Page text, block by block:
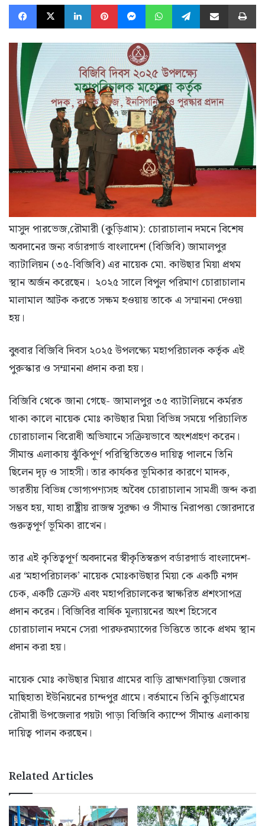
Facebook
X LinkedInPinterestMessengerWhatsAppTelegramShare via Email
মাসুদ পারভেজ,রৌমারী (কুড়িগ্রাম): চোরাচালান দমনে বিশেষ
অবদানের জন্য বর্ডারগার্ড বাংলাদেশ (বিজিবি) জামালপুর
ব্যাটালিয়ন (৩৫-বিজিবি) এর নায়েক মো. কাউছার মিয়া প্রথম
স্থান অর্জন করেছেন। ২০২৫ সালে বিপুল পরিমাণ চোরাচালান
মালামাল আটক করতে সক্ষম হওয়ায় তাকে এ সম্মাননা দেওয়া
হয়।
বুধবার বিজিবি দিবস ২০২৫ উপলক্ষ্যে মহাপরিচালক কর্তৃক এই
পুরুস্কার ও সম্মাননা প্রদান করা হয়।
বিজিবি থেকে জানা গেছে- জামালপুর ৩৫ ব্যাটালিয়নে কর্মরত
থাকা কালে নায়েক মোঃ কাউছার মিয়া বিভিন্ন সময়ে পরিচালিত
চোরাচালান বিরোধী অভিযানে সক্রিয়ভাবে অংশগ্রহণ করেন।
সীমান্ত এলাকায় ঝুঁকিপূর্ণ পরিস্থিতিতেও দায়িত্ব পালনে তিনি
ছিলেন দৃঢ় ও সাহসী। তার কার্যকর ভূমিকার কারণে মাদক,
ভারতীয় বিভিন্ন ভোগ্যপণ্যসহ অবৈধ চোরাচালান সামগ্রী জব্দ করা
সম্ভব হয়, যাহা রাষ্ট্রীয় রাজস্ব সুরক্ষা ও সীমান্ত নিরাপত্তা জোরদারে
গুরুত্বপূর্ণ ভূমিকা রাখেন।
তার এই কৃতিত্বপূর্ণ অবদানের স্বীকৃতিস্বরূপ বর্ডারগার্ড বাংলাদেশ-
এর ‘মহাপরিচালক’ নায়েক মোঃকাউছার মিয়া কে একটি নগদ
চেক, একটি ক্রেস্ট এবং মহাপরিচালকের স্বাক্ষরিত প্রশংসাপত্র
প্রদান করেন। বিজিবির বার্ষিক মূল্যায়নের অংশ হিসেবে
চোরাচালান দমনে সেরা পারফরম্যান্সের ভিত্তিতে তাকে প্রথম স্থান
প্রদান করা হয়।
নায়েক মোঃ কাউছার মিয়ার গ্রামের বাড়ি ব্রাহ্মণবাড়িয়া জেলার
মাছিহাতা ইউনিয়নের চান্দপুর গ্রামে। বর্তমানে তিনি কুড়িগ্রামের
রৌমারী উপজেলার গয়টা পাড়া বিজিবি ক্যাম্পে সীমান্ত এলাকায়
দায়িত্ব পালন করছেন।
Related Articles